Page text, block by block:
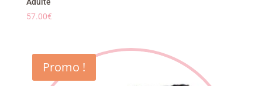
Adulte
57.00€
Promo !